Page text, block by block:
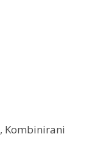
, Kombinirani